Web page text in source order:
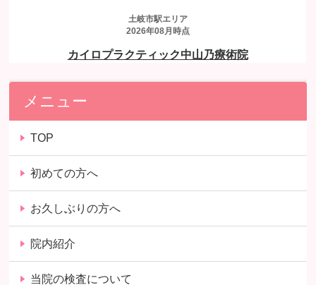
メニュー
TOP
初めての方へ
お久しぶりの方へ
院内紹介
当院の検査について